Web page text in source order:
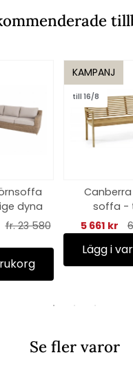
dyna
fr. 23 580
KAMPANJ
till 16/8
soffa -
5 661 kr
Lägg i
Se fler varor